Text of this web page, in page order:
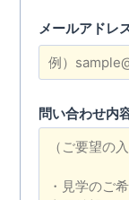
メールアドレ
問い合わせ内